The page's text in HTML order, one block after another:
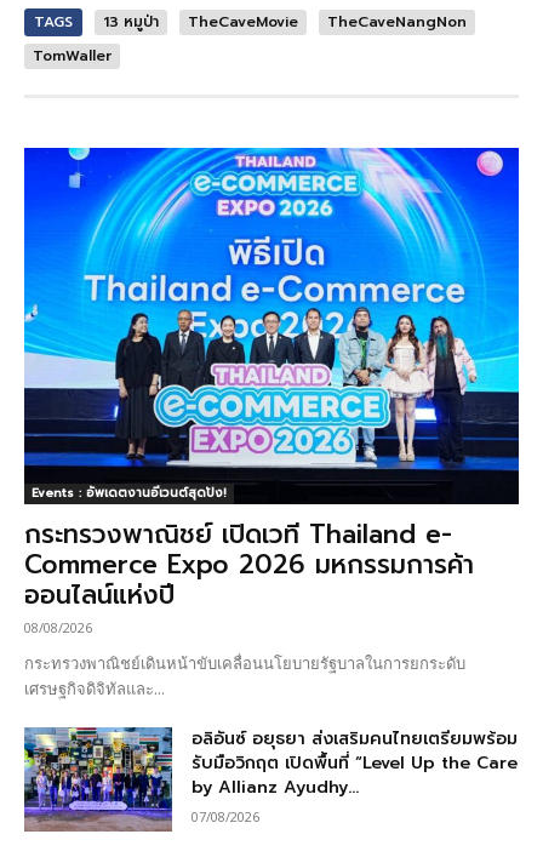
TAGS 13 หมูป่า TheCaveMovie
TheCaveNangNon
TomWaller
Events : อัพเดตงานอีเวนต์สุดปัง!
กระทรวงพาณิชย์ เปิดเวที Thailand e-
Commerce Expo 2026 มหกรรมการค้า
ออนไลน์แห่งปี
08/08/2026
กระทรวงพาณิชย์เดินหน้าขับเคลื่อนนโยบายรัฐบาลในการยกระดับ
เศรษฐกิจดิจิทัลและ...
อลิอันซ์ อยุธยา ส่งเสริมคนไทยเตรียมพร้อม
รับมือวิกฤต เปิดพื้นที่ “Level Up the Care
by Allianz Ayudhy...
07/08/2026